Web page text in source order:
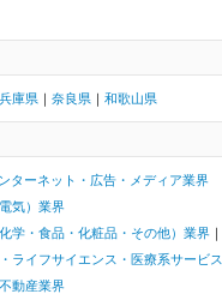
兵庫県 奈良県 和歌山県
ターネット・広告・メディア業界
気）業界
学・食品・化粧品・その他）業界
ライフサイエンス・医療系サービス
動産業界